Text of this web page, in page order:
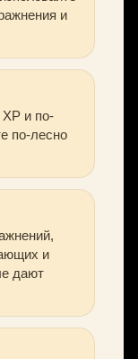
и
и по-
по-лесно
и
дают